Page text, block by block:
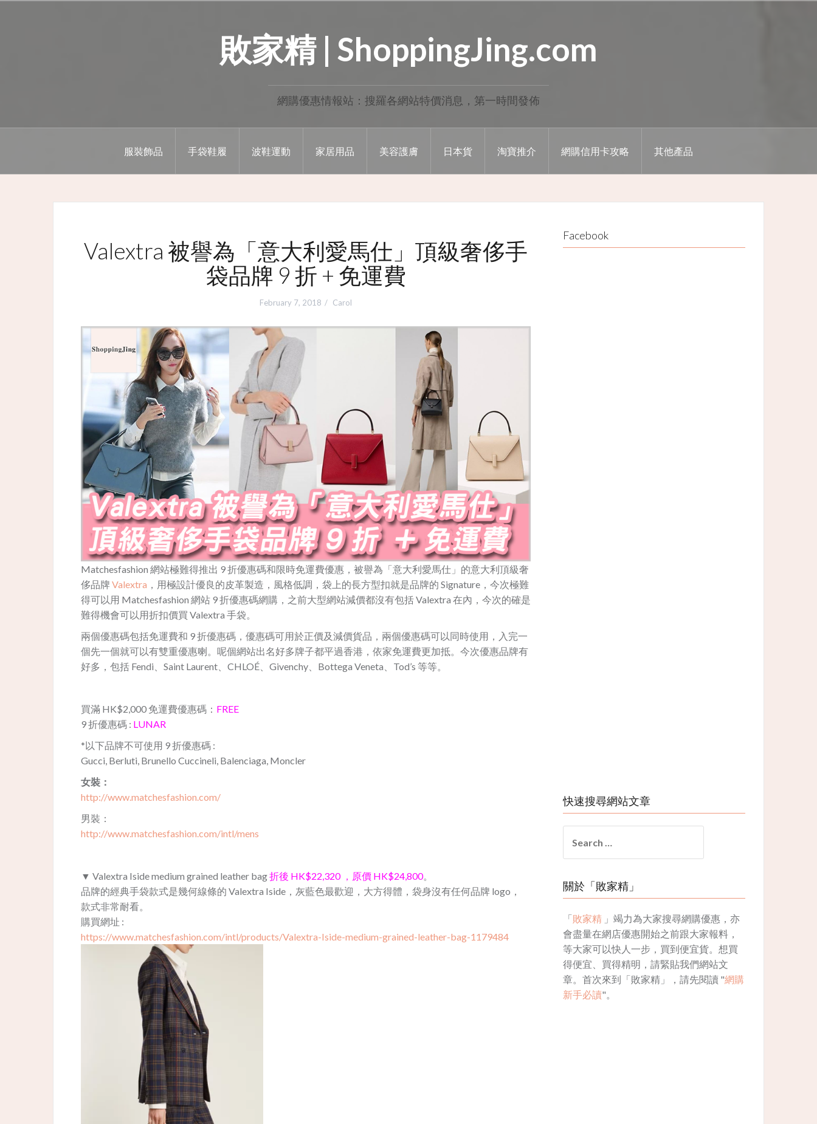
敗家精 | ShoppingJing.com
網購優惠情報站：搜羅各網站特價消息，第一時間發佈
服裝飾品 手袋鞋履 波鞋運動 家居用品 美容護膚 日本貨 淘寶推介 網購信用卡攻略 其他產品
Valextra 被譽為「意大利愛馬仕」頂級奢侈手
袋品牌 9 折 + 免運費
February 7, 2018 Carol
Matchesfashion 網站極難得推出 9 折優惠碼和限時免運費優惠，被譽為「意大利愛馬仕」的意大利頂級奢
侈品牌 Valextra ，用極設計優良的皮革製造，風格低調，袋上的長方型扣就是品牌的 Signature，今次極難
得可以用 Matchesfashion 網站 9 折優惠碼網購，之前大型網站減價都沒有包括 Valextra 在內，今次的確是
難得機會可以用折扣價買 Valextra 手袋。
兩個優惠碼包括免運費和 9 折優惠碼，優惠碼可用於正價及減價貨品，兩個優惠碼可以同時使用，入完一
個先一個就可以有雙重優惠喇。呢個網站出名好多牌子都平過香港，依家免運費更加抵。今次優惠品牌有
好多，包括 Fendi、Saint Laurent、CHLOÉ、Givenchy、Bottega Veneta、Tod’s 等等。
買滿 HK$2,000 免運費優惠碼： FREE
9 折優惠碼 : LUNAR
*以下品牌不可使用 9 折優惠碼 :
Gucci, Berluti, Brunello Cuccineli, Balenciaga, Moncler
女裝：
http://www.matchesfashion.com/
男裝：
http://www.matchesfashion.com/intl/mens
▼ Valextra Iside medium grained leather bag折後 HK$22,320 ，原價 HK$24,800。
品牌的經典手袋款式是幾何線條的 Valextra Iside，灰藍色最歡迎，大方得體，袋身沒有任何品牌 logo，
款式非常耐看。
購買網址 :
https://www.matchesfashion.com/intl/products/Valextra-Iside-medium-grained-leather-bag-1179484
Facebook
快速搜尋網站文章
for:
關於「敗家精」
「敗家精 」竭力為大家搜尋網購優惠，亦
會盡量在網店優惠開始之前跟大家報料，
等大家可以快人一步，買到便宜貨。想買
得便宜、買得精明，請緊貼我們網站文
章。首次來到「敗家精」，請先閱讀 "網購
新手必讀"。